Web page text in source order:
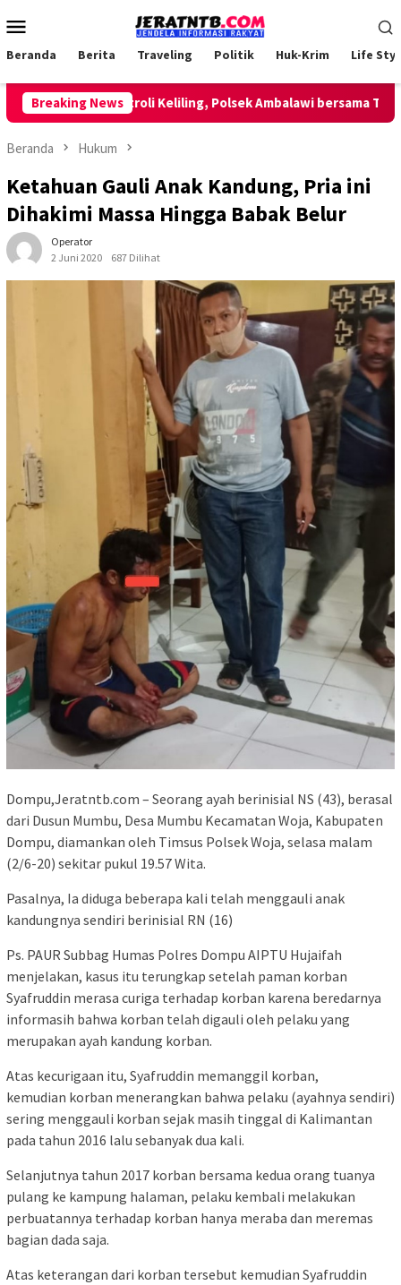
ke
Mobile
Beranda Berita Traveling Politik Huk-Krim Life
Breaking News
Lakukan Patroli Keliling, Polsek Ambalawi bersama TNI dan
Beranda Hukum
Ketahuan Gauli Anak Kandung, Pria ini
Dihakimi Massa Hingga Babak Belur
Operator
2 Juni 2020
687 Dilihat
Dompu,Jeratntb.com – Seorang ayah berinisial NS (43), berasal
dari Dusun Mumbu, Desa Mumbu Kecamatan Woja, Kabupaten
Dompu, diamankan oleh Timsus Polsek Woja, selasa malam
(2/6-20) sekitar pukul 19.57 Wita.
Pasalnya, Ia diduga beberapa kali telah menggauli anak
kandungnya sendiri berinisial RN (16)
Ps. PAUR Subbag Humas Polres Dompu AIPTU Hujaifah
menjelakan, kasus itu terungkap setelah paman korban
Syafruddin merasa curiga terhadap korban karena beredarnya
informasih bahwa korban telah digauli oleh pelaku yang
merupakan ayah kandung korban.
Atas kecurigaan itu, Syafruddin memanggil korban,
kemudian korban menerangkan bahwa pelaku (ayahnya sendiri)
sering menggauli korban sejak masih tinggal di Kalimantan
pada tahun 2016 lalu sebanyak dua kali.
Selanjutnya tahun 2017 korban bersama kedua orang tuanya
pulang ke kampung halaman, pelaku kembali melakukan
perbuatannya terhadap korban hanya meraba dan meremas
bagian dada saja.
Atas keterangan dari korban tersebut kemudian Syafruddin